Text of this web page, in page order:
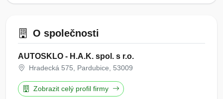
O společnosti
AUTOSKLO - H.A.K. spol. s r.o.
Hradecká 575, Pardubice, 53009
Zobrazit celý profil firmy